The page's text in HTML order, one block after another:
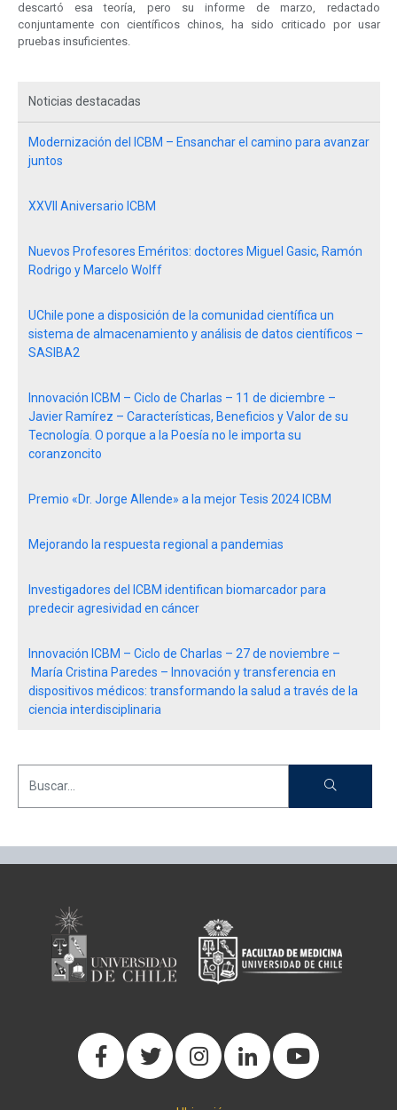
descartó esa teoría, pero su informe de marzo, redactado
conjuntamente con científicos chinos, ha sido criticado por usar
pruebas insuficientes.
Noticias destacadas
Modernización del ICBM – Ensanchar el camino para avanzar
juntos
XXVII Aniversario ICBM
Nuevos Profesores Eméritos: doctores Miguel Gasic, Ramón
Rodrigo y Marcelo Wolff
UChile pone a disposición de la comunidad científica un
sistema de almacenamiento y análisis de datos científicos –
SASIBA2
Innovación ICBM – Ciclo de Charlas – 11 de diciembre –
Javier Ramírez – Características, Beneficios y Valor de su
Tecnología. O porque a la Poesía no le importa su
coranzoncito
Premio «Dr. Jorge Allende» a la mejor Tesis 2024 ICBM
Mejorando la respuesta regional a pandemias
Investigadores del ICBM identifican biomarcador para
predecir agresividad en cáncer
Innovación ICBM – Ciclo de Charlas – 27 de noviembre –
María Cristina Paredes – Innovación y transferencia en
dispositivos médicos: transformando la salud a través de la
ciencia interdisciplinaria